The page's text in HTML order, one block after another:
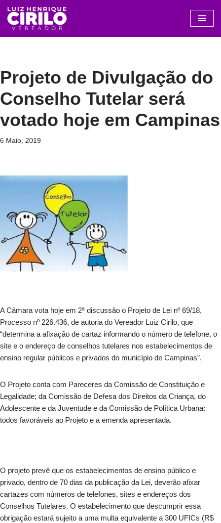
Avançar
para
Projeto de Divulgação do
Conselho Tutelar será
votado hoje em Campinas
6 Maio, 2019
A Câmara vota hoje em 2ª discussão o Projeto de Lei nº 69/18,
Processo nº 226.436, de autoria do Vereador Luiz Cirilo, que
“determina a afixação de cartaz informando o número de telefone, o
site e o endereço de conselhos tutelares nos estabelecimentos de
ensino regular públicos e privados do município de Campinas”.
O Projeto conta com Pareceres da Comissão de Constituição e
Legalidade; da Comissão de Defesa dos Direitos da Criança, do
Adolescente e da Juventude e da Comissão de Política Urbana:
todos favoráveis ao Projeto e a emenda apresentada.
O projeto prevê que os estabelecimentos de ensino público e
privado, dentro de 70 dias da publicação da Lei, deverão afixar
cartazes com números de telefones, sites e endereços dos
Conselhos Tutelares. O estabelecimento que descumprir essa
obrigação estará sujeito a uma multa equivalente a 300 UFICs (R$